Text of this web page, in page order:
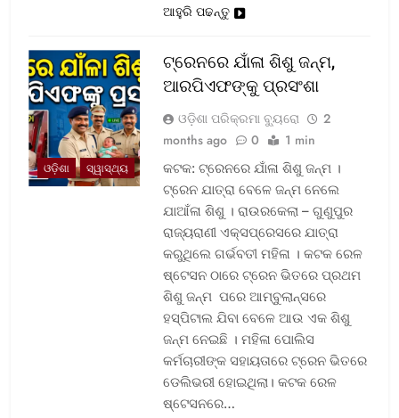
ଆହୁରି ପଢନ୍ତୁ
ଓଡ଼ିଶା ସ୍ୱାସ୍ଥ୍ୟ
ଟ୍ରେନରେ ଯାଁଳା ଶିଶୁ ଜନ୍ମ,
ଆରପିଏଫଙ୍କୁ ପ୍ରସଂଶା
ଓଡ଼ିଶା ପରିକ୍ରମା ବ୍ୟୁରୋ
2
months ago
0 1 min
କଟକ: ଟ୍ରେନରେ ଯାଁଳା ଶିଶୁ ଜନ୍ମ ।
ଟ୍ରେନ ଯାତ୍ରା ବେଳେ ଜନ୍ମ ନେଲେ
ଯାଆଁଳା ଶିଶୁ । ରାଉରକେଲା – ଗୁଣୁପୁର
ରାଜ୍ୟରାଣୀ ଏକ୍ସପ୍ରେସରେ ଯାତ୍ରା
କରୁଥିଲେ ଗର୍ଭବତୀ ମହିଳା । କଟକ ରେଳ
ଷ୍ଟେସନ ଠାରେ ଟ୍ରେନ ଭିତରେ ପ୍ରଥମ
ଶିଶୁ ଜନ୍ମ ପରେ ଆମ୍ବୁଲାନ୍ସରେ
ହସ୍ପିଟାଲ ଯିବା ବେଳେ ଆଉ ଏକ ଶିଶୁ
ଜନ୍ମ ନେଇଛି । ମହିଳା ପୋଲିସ
କର୍ମଚାରୀଙ୍କ ସହାୟତାରେ ଟ୍ରେନ ଭିତରେ
ଡେଲିଭରୀ ହୋଇଥିଲା। କଟକ ରେଳ
ଷ୍ଟେସନରେ…